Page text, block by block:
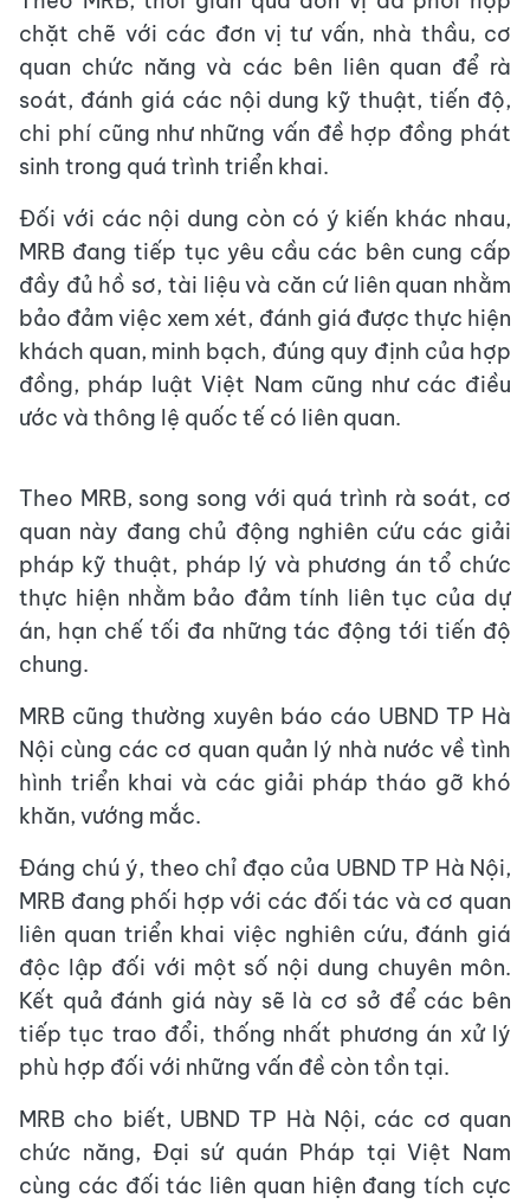
chặt chẽ với các đơn vị tư vấn, nhà thầu, cơ
quan chức năng và các bên liên quan để rà
soát, đánh giá các nội dung kỹ thuật, tiến độ,
chi phí cũng như những vấn đề hợp đồng phát
sinh trong quá trình triển khai.
Đối với các nội dung còn có ý kiến khác nhau,
MRB đang tiếp tục yêu cầu các bên cung cấp
đầy đủ hồ sơ, tài liệu và căn cứ liên quan nhằm
bảo đảm việc xem xét, đánh giá được thực hiện
khách quan, minh bạch, đúng quy định của hợp
đồng, pháp luật Việt Nam cũng như các điều
ước và thông lệ quốc tế có liên quan.
Theo MRB, song song với quá trình rà soát, cơ
quan này đang chủ động nghiên cứu các giải
pháp kỹ thuật, pháp lý và phương án tổ chức
thực hiện nhằm bảo đảm tính liên tục của dự
án, hạn chế tối đa những tác động tới tiến độ
chung.
MRB cũng thường xuyên báo cáo UBND TP Hà
Nội cùng các cơ quan quản lý nhà nước về tình
hình triển khai và các giải pháp tháo gỡ khó
khăn, vướng mắc.
Đáng chú ý, theo chỉ đạo của UBND TP Hà Nội,
MRB đang phối hợp với các đối tác và cơ quan
liên quan triển khai việc nghiên cứu, đánh giá
độc lập đối với một số nội dung chuyên môn.
Kết quả đánh giá này sẽ là cơ sở để các bên
tiếp tục trao đổi, thống nhất phương án xử lý
phù hợp đối với những vấn đề còn tồn tại.
MRB cho biết, UBND TP Hà Nội, các cơ quan
chức năng, Đại sứ quán Pháp tại Việt Nam
cùng các đối tác liên quan hiện đang tích cực